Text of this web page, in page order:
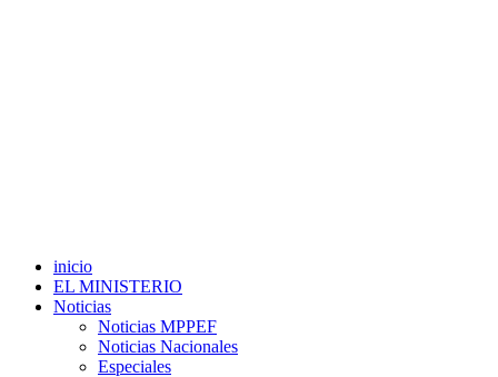
inicio
EL MINISTERIO
Noticias
Noticias MPPEF
Noticias Nacionales
Especiales